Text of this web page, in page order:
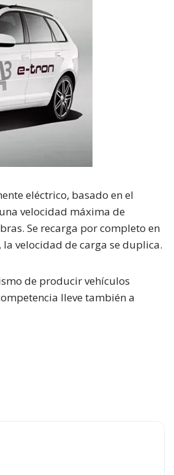
eléctrico, basado en el
velocidad máxima de
Se recarga por completo en
la velocidad de carga se duplica.
de producir vehículos
lleve también a